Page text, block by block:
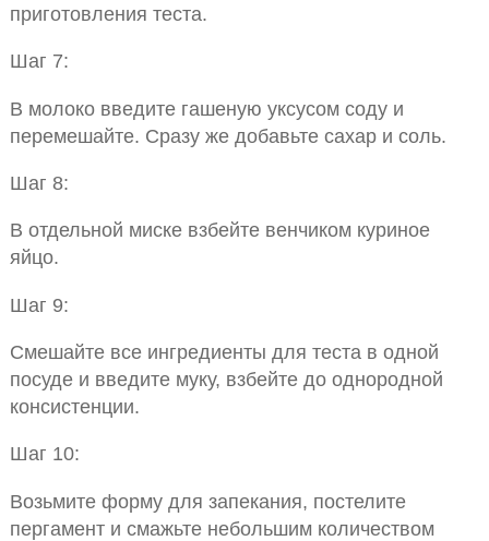
приготовления теста.
Шаг 7:
В молоко введите гашеную уксусом соду и
перемешайте. Сразу же добавьте сахар и соль.
Шаг 8:
В отдельной миске взбейте венчиком куриное
яйцо.
Шаг 9:
Смешайте все ингредиенты для теста в одной
посуде и введите муку, взбейте до однородной
консистенции.
Шаг 10:
Возьмите форму для запекания, постелите
пергамент и смажьте небольшим количеством